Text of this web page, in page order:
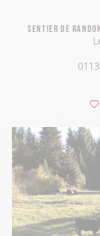
Sentier de